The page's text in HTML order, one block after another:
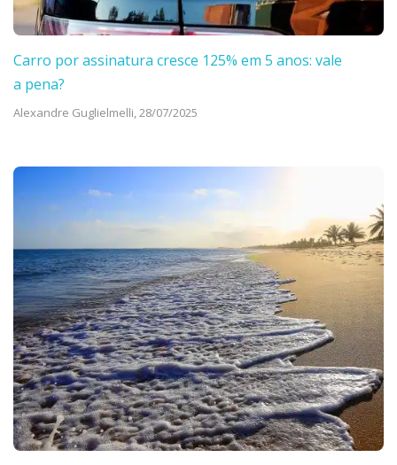
Carro por assinatura cresce 125% em 5 anos: vale
a pena?
Alexandre Guglielmelli,28/07/2025